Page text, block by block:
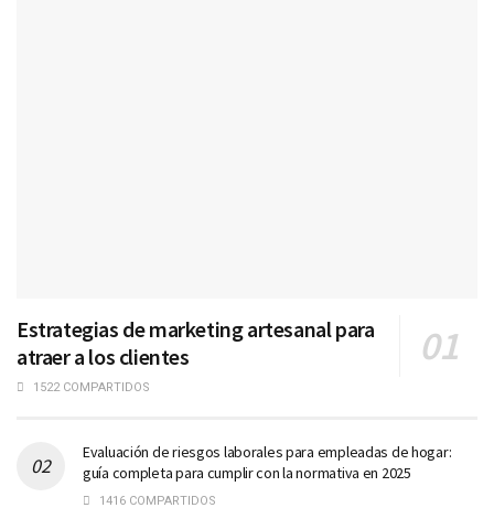
Estrategias de marketing artesanal para
atraer a los clientes
1522 COMPARTIDOS
Evaluación de riesgos laborales para empleadas de hogar:
guía completa para cumplir con la normativa en 2025
1416 COMPARTIDOS